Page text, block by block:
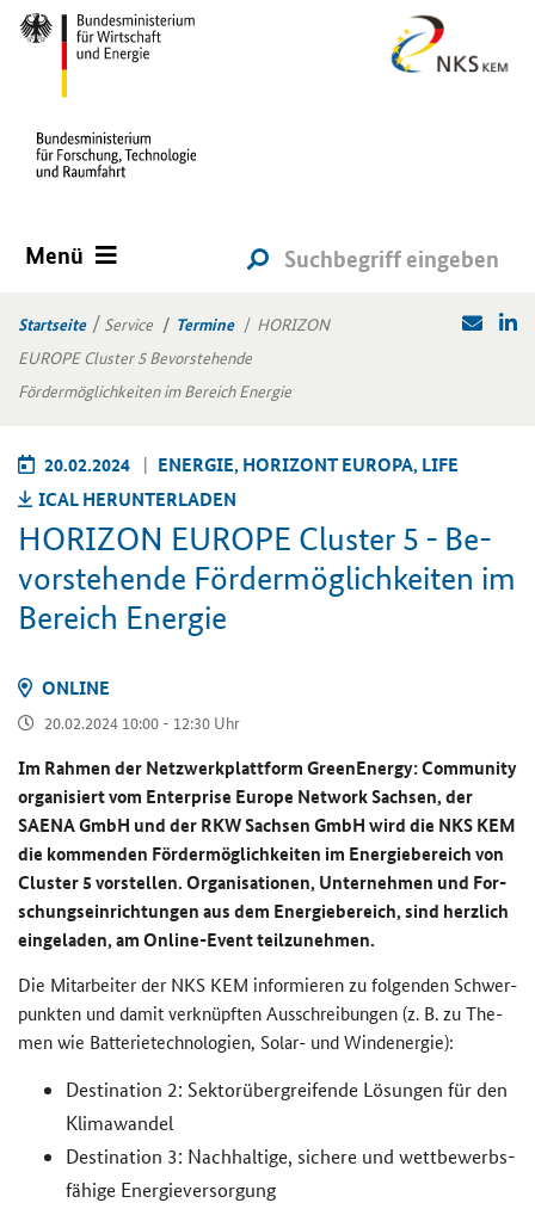
Menü
Startseite Service Termine
HORIZON
EUROPE Cluster 5 Bevorstehende
Fördermöglichkeiten im Bereich Energie
20.02.2024
EN­ER­GIE, HO­RI­ZONT EU­RO­PA, LIFE
ICAL HER­UN­TER­LA­DEN
HO­RI­ZON EU­RO­PE Clus­ter 5 - Be­
vor­ste­hen­de För­der­mög­lich­kei­ten im
Be­reich En­er­gie
ON­LINE
20.02.2024 10:00 - 12:30 Uhr
Im Rah­men der Netz­werk­platt­formGreenEnergy: Community
or­ga­ni­siert vom Enterprise Europe NetworkSach­sen, der
SAENA GmbH und der RKW Sach­sen GmbH wird die NKS KEM
die kom­men­den För­der­mög­lich­kei­ten im En­er­gie­be­reich von
Clus­ter 5 vor­stel­len. Or­ga­ni­sa­tio­nen, Un­ter­neh­men und For­
schungs­ein­rich­tun­gen aus dem En­er­gie­be­reich, sind herz­lich
ein­ge­la­den, amOnline-Eventteil­zu­neh­men.
Die Mit­ar­bei­ter der NKS KEM in­for­mie­ren zu fol­gen­den Schwer­
punk­ten und damit ver­knüpf­ten Aus­schrei­bun­gen (z. B. zu The­
men wie Bat­te­rie­tech­no­lo­gien, Solar-​ und Wind­ener­gie):
Destination 2: Sek­tor­über­grei­fen­de Lö­sun­gen für den
Kli­ma­wan­del
Destination 3: Nach­hal­ti­ge, si­che­re und wett­be­werbs­
fä­hi­ge En­er­gie­ver­sor­gung